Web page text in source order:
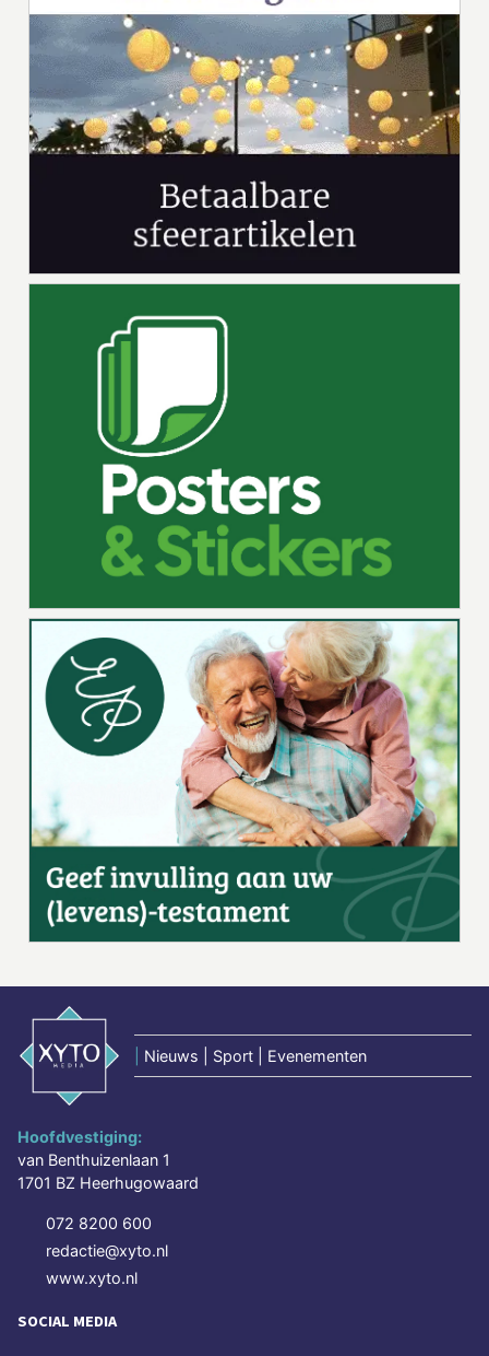
Nieuws | Sport | Evenementen
Hoofdvestiging:
van Benthuizenlaan 1
1701 BZ Heerhugowaard
072 8200 600
redactie@xyto.nl
www.xyto.nl
SOCIAL MEDIA